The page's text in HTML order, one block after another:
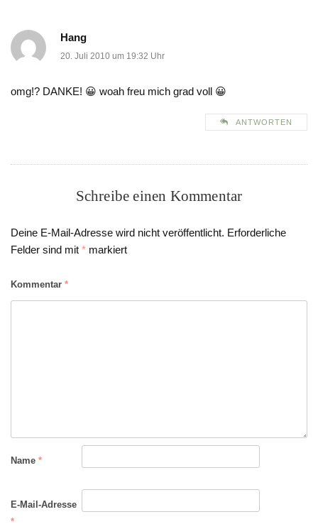
Hang
20. Juli 2010 um 19:32 Uhr
omg!? DANKE! 😀 woah freu mich grad voll 😀
ANTWORTEN
Schreibe einen Kommentar
Deine E-Mail-Adresse wird nicht veröffentlicht. Erforderliche
Felder sind mit * markiert
Kommentar *
Name *
E-Mail-Adresse
*